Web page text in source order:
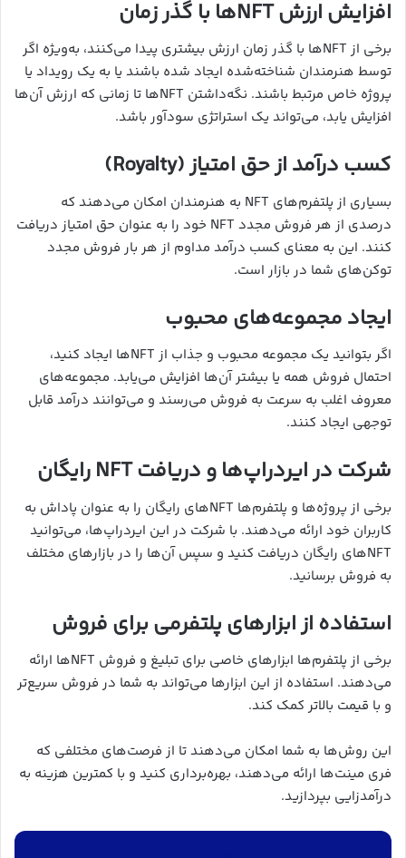
افزایش ارزش NFT‌ها با گذر زمان
برخی از NFT‌ها با گذر زمان ارزش بیشتری پیدا می‌کنند، به‌ویژه اگر
توسط هنرمندان شناخته‌شده ایجاد شده باشند یا به یک رویداد یا
پروژه خاص مرتبط باشند. نگه‌داشتن NFT‌ها تا زمانی که ارزش آن‌ها
افزایش یابد، می‌تواند یک استراتژی سودآور باشد.
کسب درآمد از حق امتیاز (Royalty)
بسیاری از پلتفرم‌های NFT به هنرمندان امکان می‌دهند که
درصدی از هر فروش مجدد NFT خود را به عنوان حق امتیاز دریافت
کنند. این به معنای کسب درآمد مداوم از هر بار فروش مجدد
توکن‌های شما در بازار است.
ایجاد مجموعه‌های محبوب
اگر بتوانید یک مجموعه محبوب و جذاب از NFT‌ها ایجاد کنید،
احتمال فروش همه یا بیشتر آن‌ها افزایش می‌یابد. مجموعه‌های
معروف اغلب به سرعت به فروش می‌رسند و می‌توانند درآمد قابل
توجهی ایجاد کنند.
شرکت در ایردراپ‌ها و دریافت NFT رایگان
برخی از پروژه‌ها و پلتفرم‌ها NFT‌های رایگان را به عنوان پاداش به
کاربران خود ارائه می‌دهند. با شرکت در این ایردراپ‌ها، می‌توانید
NFT‌های رایگان دریافت کنید و سپس آن‌ها را در بازارهای مختلف
به فروش برسانید.
استفاده از ابزارهای پلتفرمی برای فروش
برخی از پلتفرم‌ها ابزارهای خاصی برای تبلیغ و فروش NFT‌ها ارائه
می‌دهند. استفاده از این ابزارها می‌تواند به شما در فروش سریع‌تر
و با قیمت بالاتر کمک کند.
این روش‌ها به شما امکان می‌دهند تا از فرصت‌های مختلفی که
فری مینت‌ها ارائه می‌دهند، بهره‌برداری کنید و با کمترین هزینه به
درآمدزایی بپردازید.